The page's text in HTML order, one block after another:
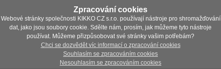
Zpracování cookies
Webové stránky společnosti KIKKO CZ s.r.o. používají nástroje pro shromažďování
dat, jako jsou soubory cookie. Sdělte nám, prosím, jak můžeme tyto nástroje
používat. Můžeme přizpůsobovat své stránky vašim potřebám?
Chci se dozvědět víc informací o zpracování cookies
Souhlasím se zpracováním cookies
Nesouhlasím se zpracováním cookies